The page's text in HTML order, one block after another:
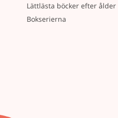
Lättlästa böcker efter ålder
Bokserierna